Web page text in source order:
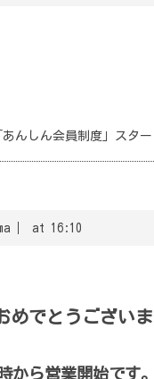
んしん会員制度」スタ
at 16:10
めでとうございま
から営業開始です。